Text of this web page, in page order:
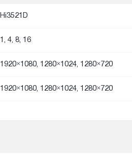
Hi3521D
1, 4, 8, 16
1920×1080, 1280×1024, 1280×720
1920×1080, 1280×1024, 1280×720